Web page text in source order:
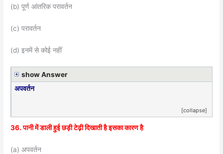
(b) पूर्ण आंतरिक परावर्तन
(c) परावर्तन
(d) इनमें से कोई नहीं
show Answer
अपवर्तन
[collapse]
36. पानी में डाली हुई छड़ी टेढ़ी दिखाती है इसका कारण है
(a) अपवर्तन